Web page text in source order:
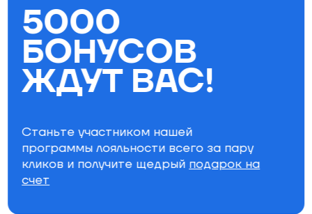
эластомерные стрингеры между 0 и 90
градусов для более сильной связи слоев
стекловолокна
Стекловолокно Bi-Lite: фристайл и
фрирайд производительность
лиственных пород древесины премиум
класса, дополненные вертикальными
эластомерными слоями для гашения
5000
БОНУСОВ
ЖДУТ ВАС!
Станьте участником нашей
программы лояльности всего за пару
кликов и получите щедрый подарок на
счет